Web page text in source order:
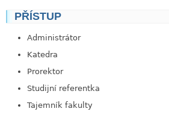
PŘÍSTUP
Administrátor
Katedra
Prorektor
Studijní referentka
Tajemník fakulty